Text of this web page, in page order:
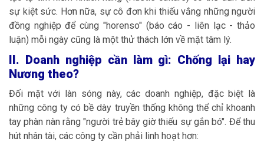
sự kiệt sức. Hơn nữa, sự cô đơn khi thiếu vắng những người
đồng nghiệp để cùng "horenso" (báo cáo - liên lạc - thảo
luận) mỗi ngày cũng là một thử thách lớn về mặt tâm lý.
II. Doanh nghiệp cần làm gì: Chống lại hay
Nương theo?
Đối mặt với làn sóng này, các doanh nghiệp, đặc biệt là
những công ty có bề dày truyền thống không thể chỉ khoanh
tay phàn nàn rằng "người trẻ bây giờ thiếu sự gắn bó". Để thu
hút nhân tài, các công ty cần phải linh hoạt hơn: